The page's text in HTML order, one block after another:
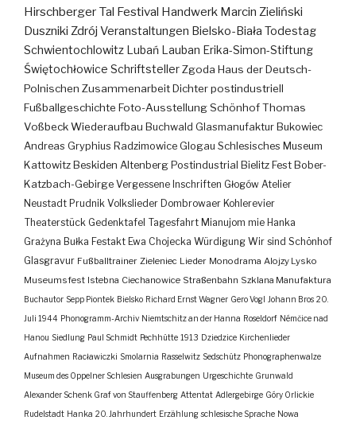
Hirschberger Tal Festival Handwerk Marcin Zieliński
Duszniki Zdrój Veranstaltungen Bielsko-Biała Todestag
Schwientochlowitz Lubań Lauban Erika-Simon-Stiftung
Świętochłowice SchriftstellerZgoda Haus der Deutsch-
Polnischen ZusammenarbeitDichterpostindustriell
Fußballgeschichte Foto-AusstellungSchönhofThomas
VoßbeckWiederaufbau Buchwald Glasmanufaktur Bukowiec
Andreas Gryphius Radzimowice Glogau Schlesisches Museum
Kattowitz Beskiden Altenberg Postindustrial Bielitz Fest Bober-
Katzbach-Gebirge Vergessene Inschriften Głogów Atelier
Neustadt Prudnik Volkslieder Dombrowaer Kohlerevier
Theaterstück Gedenktafel Tagesfahrt Mianujom mie Hanka
Grażyna Bułka Festakt Ewa Chojecka Würdigung Wir sind Schönhof
Glasgravur Fußballtrainer Zieleniec Lieder Monodrama Alojzy Lysko
Museumsfest Istebna Ciechanowice Straßenbahn Szklana Manufaktura
Buchautor Sepp Piontek Bielsko Richard Ernst Wagner Gero Vogl Johann Bros 20.
Juli 1944 Phonogramm-Archiv Niemtschitz an der Hanna Roseldorf Némčice nad
Hanou Siedlung Paul Schmidt Pechhütte 1913 Dziedzice Kirchenlieder
Aufnahmen Racławiczki Smolarnia Rasselwitz Sedschütz Phonographenwalze
Museum des Oppelner Schlesien Ausgrabungen Urgeschichte Grunwald
Alexander Schenk Graf von Stauffenberg Attentat Adlergebirge Góry Orlickie
Rudelstadt Hanka 20. Jahrhundert Erzählung schlesische Sprache Nowa